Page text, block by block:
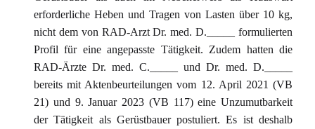
erforderliche Heben und Tragen von Lasten über 10 kg,
nicht dem von RAD-Arzt Dr. med. D._____ formulierten
Profil für eine angepasste Tätigkeit. Zudem hatten die
RAD-Ärzte Dr. med. C._____ und Dr. med. D._____
bereits mit Aktenbeurteilungen vom 12. April 2021 (VB
21) und 9. Januar 2023 (VB 117) eine Unzumutbarkeit
der Tätigkeit als Gerüstbauer postuliert. Es ist deshalb